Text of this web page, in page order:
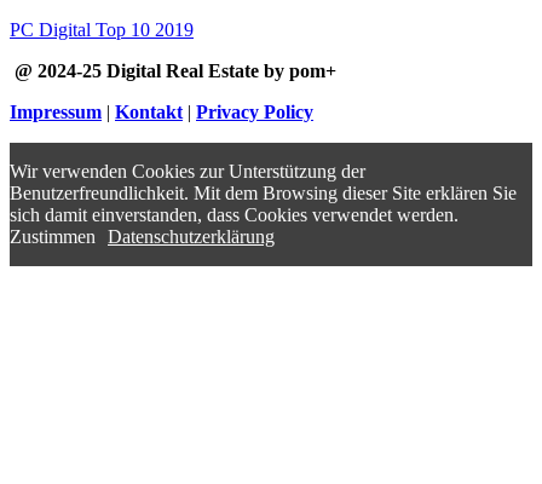
PC Digital Top 10 2019
@ 2024-25 Digital Real Estate by pom+
Impressum | Kontakt | Privacy Policy
Wir verwenden Cookies zur Unterstützung der
Benutzerfreundlichkeit. Mit dem Browsing dieser Site erklären Sie
sich damit einverstanden, dass Cookies verwendet werden.
Zustimmen
Datenschutzerklärung